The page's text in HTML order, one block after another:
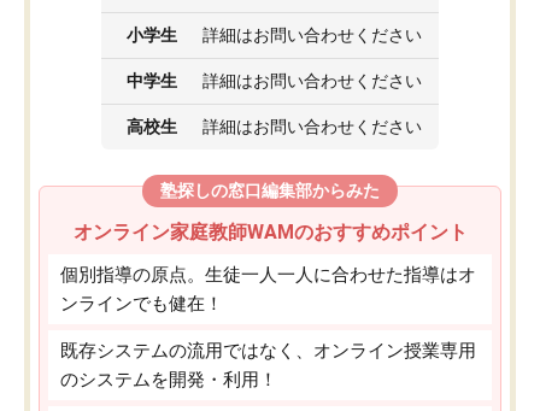
小学生 詳細はお問い合わせください
中学生 詳細はお問い合わせください
高校生 詳細はお問い合わせください
塾探しの窓口編集部からみた
オンライン家庭教師WAMのおすすめポイント
個別指導の原点。生徒一人一人に合わせた指導はオ
ンラインでも健在！
既存システムの流用ではなく、オンライン授業専用
のシステムを開発・利用！